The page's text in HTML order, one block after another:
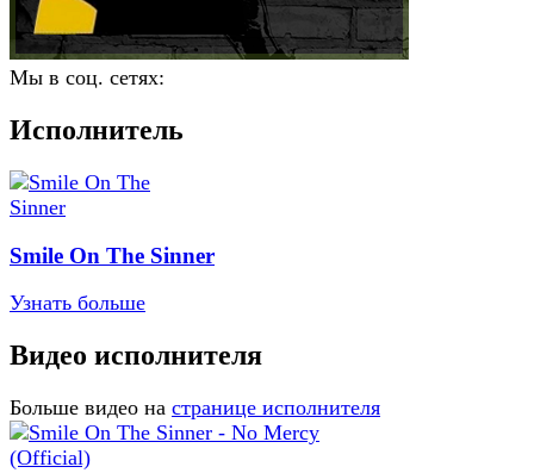
Мы в соц. сетях:
Исполнитель
Smile On The Sinner
Узнать больше
Видео исполнителя
Больше видео на странице исполнителя